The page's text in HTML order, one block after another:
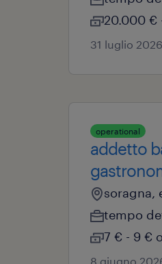
20.000 €
31 luglio 2026
operational
addetto
soragna,
tempo
7 € - 9 €
8 giugno